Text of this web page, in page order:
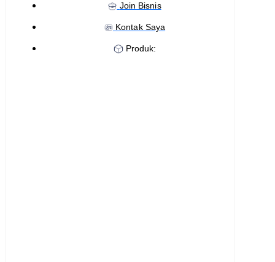
Join Bisnis
Kontak Saya
Produk: